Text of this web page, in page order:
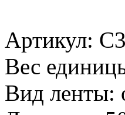
Артикул:
Вес
Вид ленты: